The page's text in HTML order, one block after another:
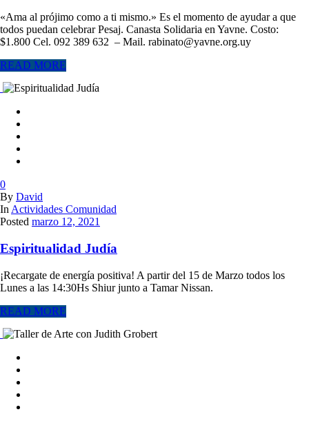
«Ama al prójimo como a ti mismo.» Es el momento de ayudar a que
todos puedan celebrar Pesaj. Canasta Solidaria en Yavne. Costo:
$1.800 Cel. 092 389 632 – Mail. rabinato@yavne.org.uy
READ MORE
0
By David
In Actividades Comunidad
Posted marzo 12, 2021
Espiritualidad Judía
¡Recargate de energía positiva! A partir del 15 de Marzo todos los
Lunes a las 14:30Hs Shiur junto a Tamar Nissan.
READ MORE